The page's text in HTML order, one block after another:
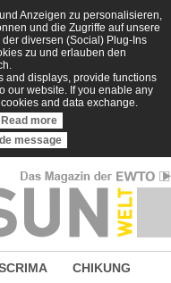
Anzeigen zu personalisieren,
und die Zugriffe auf unsere
diversen (Social) Plug-Ins
zu und erlauben den
and displays, provide functions
our website. If you enable any
and data exchange.
more
message
CHIKUNG